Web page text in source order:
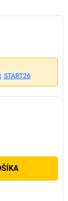
START26